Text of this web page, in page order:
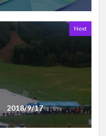
Next
2018/9/17